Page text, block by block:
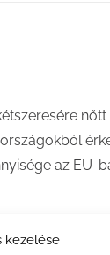
kezelése
nőtt
az EU-
növekedett a